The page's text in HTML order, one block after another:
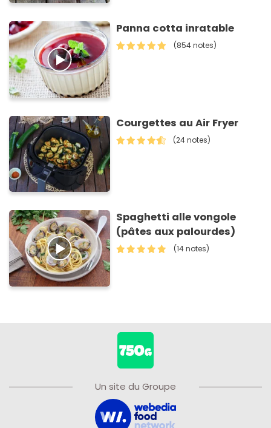
Panna cotta inratable
(854 notes)
Courgettes au Air Fryer
(24 notes)
Spaghetti alle vongole
(pâtes aux palourdes)
(14 notes)
Un site du Groupe